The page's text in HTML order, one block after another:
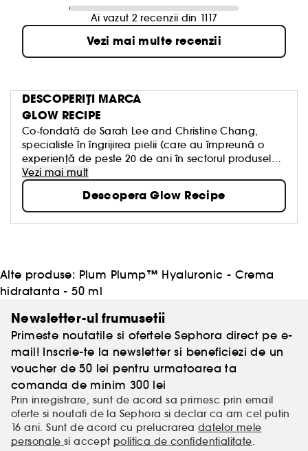
Ai vazut 2 recenzii din 1117
Vezi mai multe recenzii
DESCOPERIȚI MARCA
GLOW RECIPE
Co-fondată de Sarah Lee and Christine Chang,
specialiste în îngrijirea pielii (care au împreună o
experiență de peste 20 de ani în sectorul produselor
de înfrumusețare, la nivel global), Glow Recipe este
rezultatul pasiunii și angajamentului asumat de a
demitiza rețeta potrivită pentru o piele mai
sănătoasă ca niciodată. Marca îmbină extractele
din fructe bogate în antioxidanți cu ingredientele
să răspundă nevoilor în continuă schimbare ale
tenului. Mai mult, Glow Recipe promovează tenul cu
un aspect natural. Pe scurt: formule bazate pe
fructe, eficiente din punct de vedere clinic, cu
rezultate uimitoare.
Vezi mai mult
Descopera Glow Recipe
Alte produse: Plum Plump™ Hyaluronic - Crema
hidratanta - 50 ml
Newsletter-ul frumusetii
Primeste noutatile si ofertele Sephora direct pe e-
mail! Inscrie-te la newsletter si beneficiezi de un
voucher de 50 lei pentru urmatoarea ta
comanda de minim 300 lei
Prin inregistrare, sunt de acord sa primesc prin email
oferte si noutati de la Sephora si declar ca am cel putin
16 ani. Sunt de acord cu prelucrarea datelor mele
personalesi accept politica de confidentialitate.